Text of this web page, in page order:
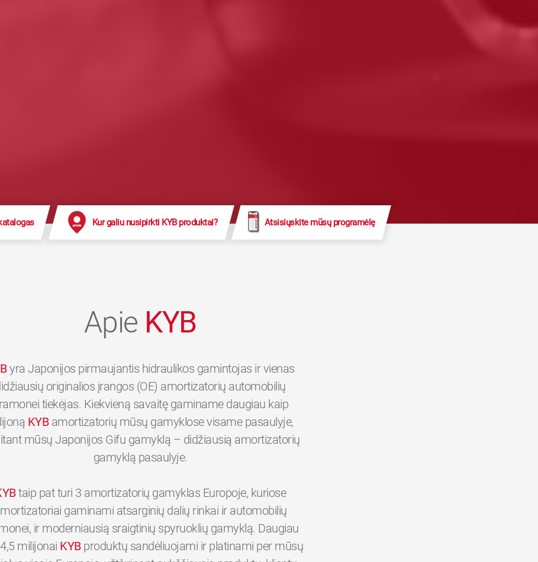
Kur galiu nusipirkti KYB produktai? Atsisiųskite mūsų programėlę
Apie KYB
yra Japonijos pirmaujantis hidraulikos gamintojas ir vienas
originalios įrangos (OE) amortizatorių automobilių
tiekėjas. Kiekvieną savaitę gaminame daugiau kaip
KYBamortizatorių mūsų gamyklose visame pasaulyje,
mūsų Japonijos Gifu gamyklą – didžiausią amortizatorių
gamyklą pasaulyje.
taip pat turi 3 amortizatorių gamyklas Europoje, kuriose
gaminami atsarginių dalių rinkai ir automobilių
ir moderniausią sraigtinių spyruoklių gamyklą. Daugiau
milijonai KYB produktų sandėliuojami ir platinami per mūsų